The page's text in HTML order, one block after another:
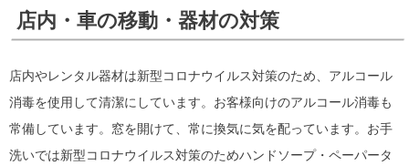
店内・車の移動・器材の対策
店内やレンタル器材は新型コロナウイルス対策のため、アルコール
消毒を使用して清潔にしています。お客様向けのアルコール消毒も
常備しています。窓を開けて、常に換気に気を配っています。お手
洗いでは新型コロナウイルス対策のためハンドソープ・ペーパータ